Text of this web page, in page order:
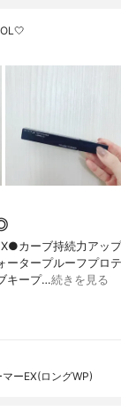
カーブ持続力アッ
ータープルーフプロ
キープ…続きを見る
ーEX(ロングWP)